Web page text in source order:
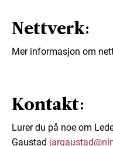
Nettverk:
Mer informasjon om
Kontakt:
Lurer du på noe om
Gaustad